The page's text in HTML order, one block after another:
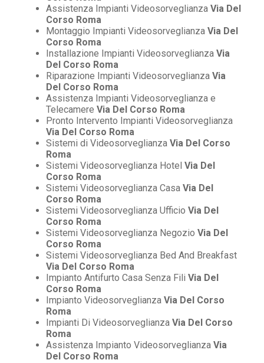
Assistenza Impianti Videosorveglianza Via Del
Corso Roma
Montaggio Impianti Videosorveglianza Via Del
Corso Roma
Installazione Impianti Videosorveglianza Via
Del Corso Roma
Riparazione Impianti Videosorveglianza Via
Del Corso Roma
Assistenza Impianti Videosorveglianza e
Telecamere Via Del Corso Roma
Pronto Intervento Impianti Videosorveglianza
Via Del Corso Roma
Sistemi di Videosorveglianza Via Del Corso
Roma
Sistemi Videosorveglianza Hotel Via Del
Corso Roma
Sistemi Videosorveglianza Casa Via Del
Corso Roma
Sistemi Videosorveglianza Ufficio Via Del
Corso Roma
Sistemi Videosorveglianza Negozio Via Del
Corso Roma
Sistemi Videosorveglianza Bed And Breakfast
Via Del Corso Roma
Impianto Antifurto Casa Senza Fili Via Del
Corso Roma
Impianto Videosorveglianza Via Del Corso
Roma
Impianti Di Videosorveglianza Via Del Corso
Roma
Assistenza Impianto Videosorveglianza Via
Del Corso Roma